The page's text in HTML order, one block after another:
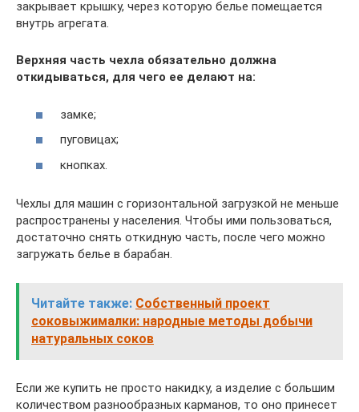
закрывает крышку, через которую белье помещается
внутрь агрегата.
Верхняя часть чехла обязательно должна
откидываться, для чего ее делают на:
замке;
пуговицах;
кнопках.
Чехлы для машин с горизонтальной загрузкой не меньше
распространены у населения. Чтобы ими пользоваться,
достаточно снять откидную часть, после чего можно
загружать белье в барабан.
Читайте также: Собственный проект
соковыжималки: народные методы добычи
натуральных соков
Если же купить не просто накидку, а изделие с большим
количеством разнообразных карманов, то оно принесет